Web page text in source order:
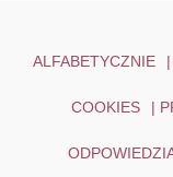
ALFABETYCZNIE |
COOKIES |